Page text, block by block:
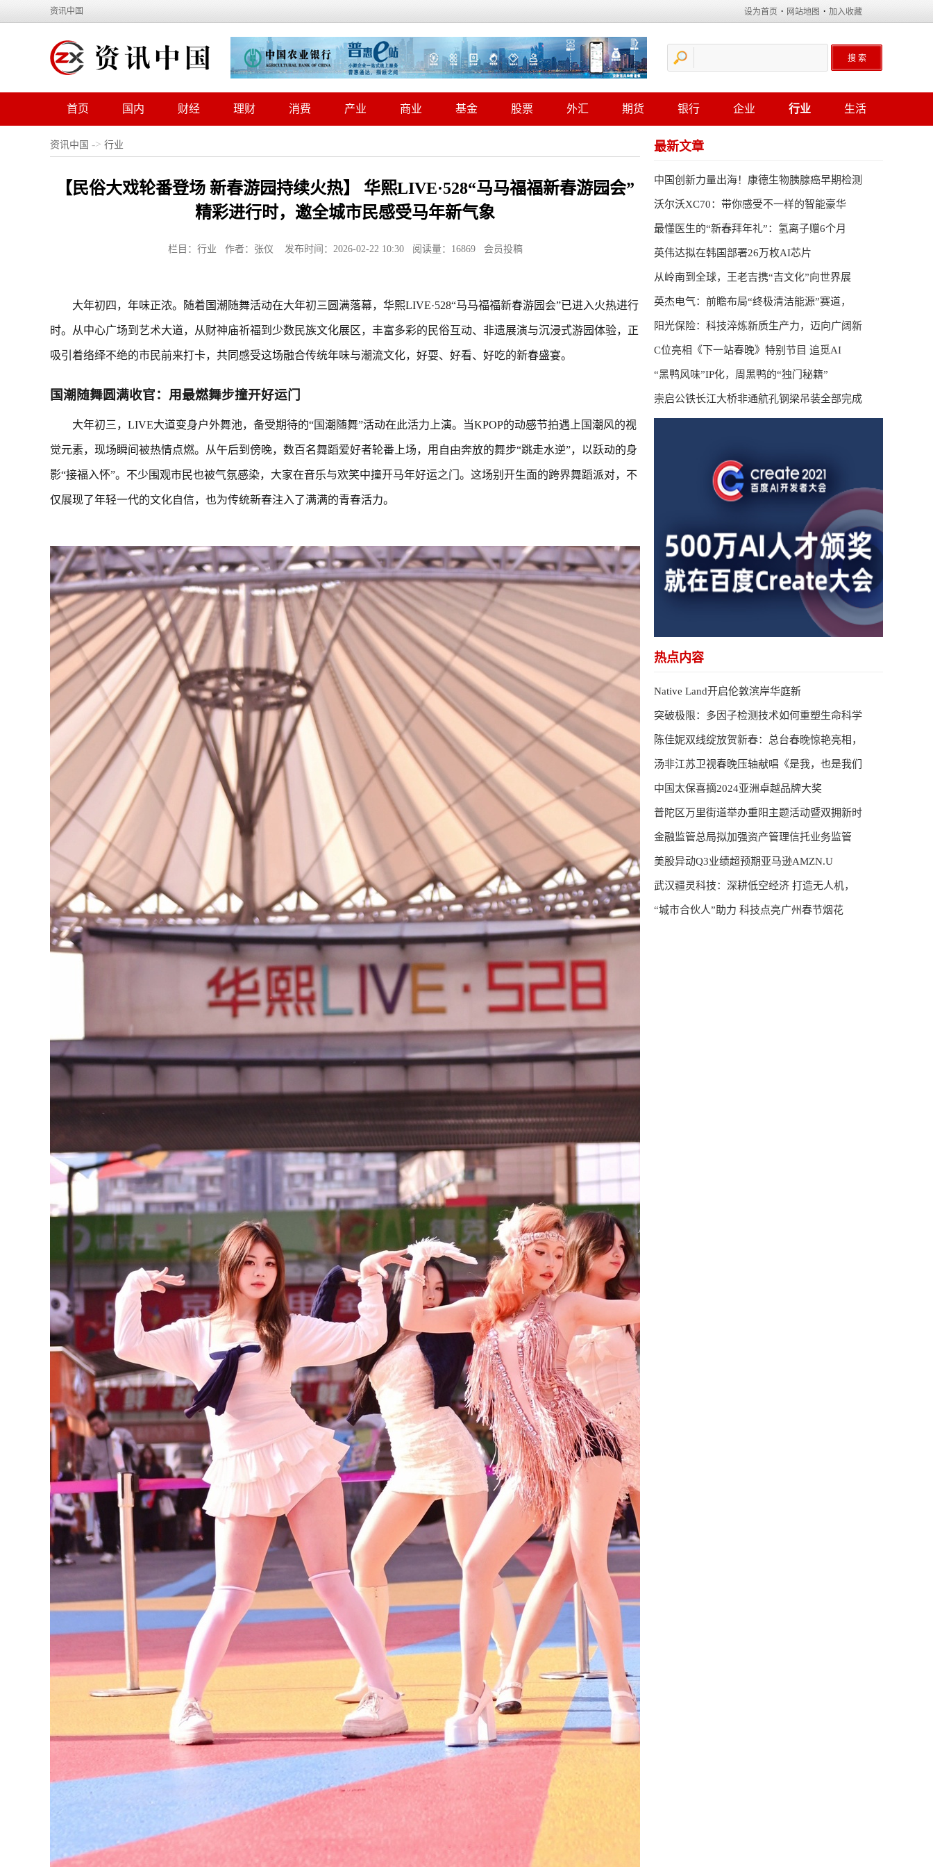
资讯中国 设为首页 · 网站地图 · 加入收藏
首页 国内 财经 理财 消费 产业 商业 基金 股票 外汇 期货 银行 企业 行业 生活
资讯中国 -> 行业
【民俗大戏轮番登场 新春游园持续火热】 华熙LIVE·528“马马福福新春游园会”
精彩进行时，邀全城市民感受马年新气象
栏目：行业 作者：张仪 发布时间：2026-02-22 10:30 阅读量：16869 会员投稿
大年初四，年味正浓。随着国潮随舞活动在大年初三圆满落幕，华熙LIVE·528“马马福福新春游园会”已进入火热进行
时。从中心广场到艺术大道，从财神庙祈福到少数民族文化展区，丰富多彩的民俗互动、非遗展演与沉浸式游园体验，正
吸引着络绎不绝的市民前来打卡，共同感受这场融合传统年味与潮流文化，好耍、好看、好吃的新春盛宴。
国潮随舞圆满收官：用最燃舞步撞开好运门
大年初三，LIVE大道变身户外舞池，备受期待的“国潮随舞”活动在此活力上演。当KPOP的动感节拍遇上国潮风的视
觉元素，现场瞬间被热情点燃。从午后到傍晚，数百名舞蹈爱好者轮番上场，用自由奔放的舞步“跳走水逆”，以跃动的身
影“接福入怀”。不少围观市民也被气氛感染，大家在音乐与欢笑中撞开马年好运之门。这场别开生面的跨界舞蹈派对，不
仅展现了年轻一代的文化自信，也为传统新春注入了满满的青春活力。
最新文章
中国创新力量出海！康德生物胰腺癌早期检测
沃尔沃XC70：带你感受不一样的智能豪华
最懂医生的“新春拜年礼”：氢离子赠6个月
英伟达拟在韩国部署26万枚AI芯片
从岭南到全球，王老吉携“吉文化”向世界展
英杰电气：前瞻布局“终极清洁能源”赛道，
阳光保险：科技淬炼新质生产力，迈向广阔新
C位亮相《下一站春晚》特别节目 追觅AI
“黑鸭风味”IP化，周黑鸭的“独门秘籍”
崇启公铁长江大桥非通航孔钢梁吊装全部完成
热点内容
Native Land开启伦敦滨岸华庭新
突破极限：多因子检测技术如何重塑生命科学
陈佳妮双线绽放贺新春：总台春晚惊艳亮相，
汤非江苏卫视春晚压轴献唱《是我，也是我们
中国太保喜摘2024亚洲卓越品牌大奖
普陀区万里街道举办重阳主题活动暨双拥新时
金融监管总局拟加强资产管理信托业务监管
美股异动Q3业绩超预期亚马逊AMZN.U
武汉疆灵科技：深耕低空经济 打造无人机，
“城市合伙人”助力 科技点亮广州春节烟花